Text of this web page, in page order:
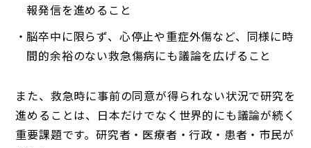
報発信を進めること
脳卒中に限らず、心停止や重症外傷など、同様に時
間的余裕のない救急傷病にも議論を広げること
また、救急時に事前の同意が得られない状況で研究を
進めることは、日本だけでなく世界的にも議論が続く
重要課題です。研究者・医療者・行政・患者・市民が